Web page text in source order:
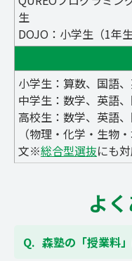
生
DOJO：小学生（1年
小学生：算数、国語、
中学生：数学、英語
高校生：数学、英語
（物理・化学・生物
文※総合型選抜にも
よ
森塾の「授業料